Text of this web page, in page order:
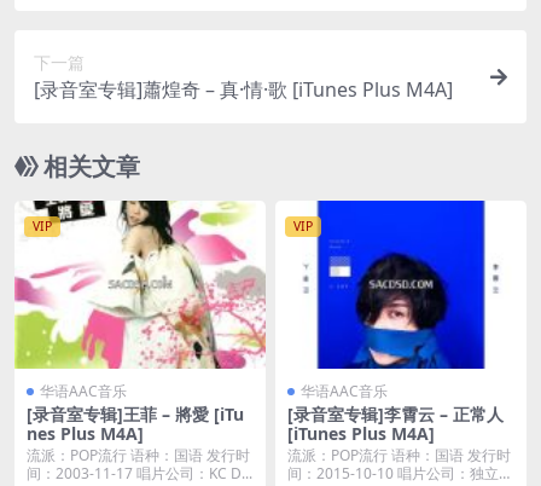
下一篇
[录音室专辑]蕭煌奇 – 真·情·歌 [iTunes Plus M4A]
相关文章
VIP
华语AAC音乐
[录音室专辑]王菲 – 將愛 [iTu
nes Plus M4A]
流派：POP流行 语种：国语 发行时
间：2003-11-17 唱片公司：KC D...
VIP
华语AAC音乐
[录音室专辑]李霄云 – 正常人
[iTunes Plus M4A]
流派：POP流行 语种：国语 发行时
间：2015-10-10 唱片公司：独立发